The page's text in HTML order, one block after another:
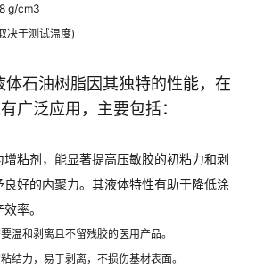
g/cm3
决于测试温度)
体石油树脂因其独特的性能，在
广泛应用，主要包括：
粘剂，能显著提高压敏胶的初粘力和剥
良好的内聚力。其液体特性有助于降低涂
率。
温和剥离且不留残胶的医用产品。
结力，易于剥离，不损伤基材表面。